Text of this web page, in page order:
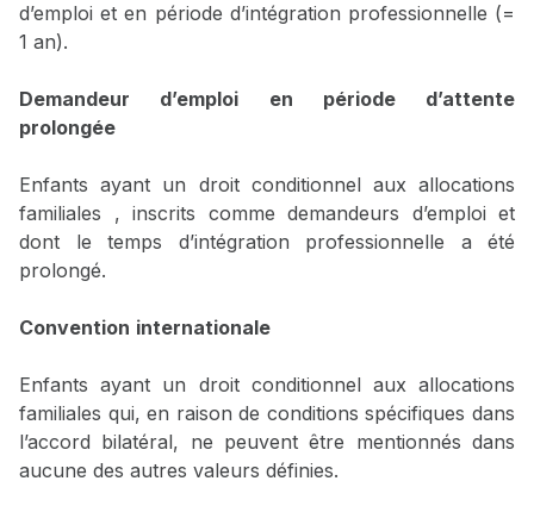
d’emploi et en période d’intégration professionnelle (=
1 an).
Demandeur d’emploi en période d’attente
prolongée
Enfants ayant un droit conditionnel aux allocations
familiales , inscrits comme demandeurs d’emploi et
dont le temps d’intégration professionnelle a été
prolongé.
Convention internationale
Enfants ayant un droit conditionnel aux allocations
familiales qui, en raison de conditions spécifiques dans
l’accord bilatéral, ne peuvent être mentionnés dans
aucune des autres valeurs définies.